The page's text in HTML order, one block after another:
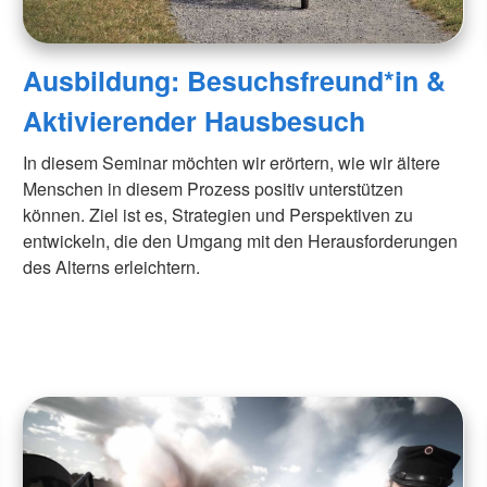
Ausbildung: Besuchsfreund*in &
Aktivierender Hausbesuch
In diesem Seminar möchten wir erörtern, wie wir ältere
Menschen in diesem Prozess positiv unterstützen
können. Ziel ist es, Strategien und Perspektiven zu
entwickeln, die den Umgang mit den Herausforderungen
des Alterns erleichtern.